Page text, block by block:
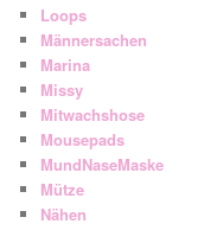
Loops
Männersachen
Marina
Missy
Mitwachshose
Mousepads
MundNaseMaske
Mütze
Nähen